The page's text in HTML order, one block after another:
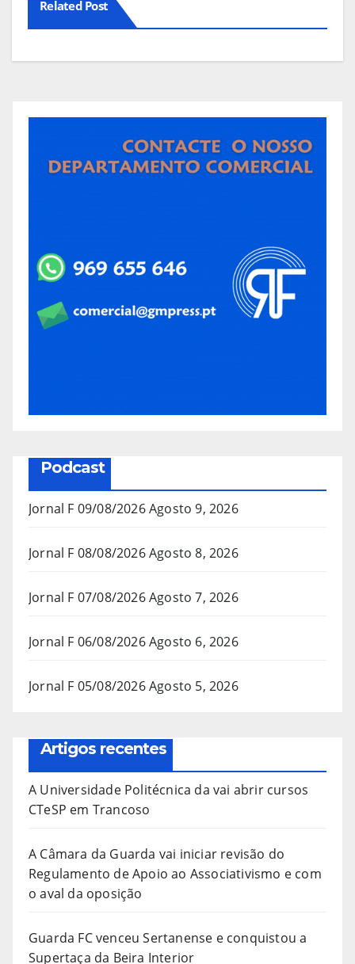
Related Post
Podcast
Jornal F 09/08/2026Agosto 9, 2026
Jornal F 08/08/2026Agosto 8, 2026
Jornal F 07/08/2026Agosto 7, 2026
Jornal F 06/08/2026Agosto 6, 2026
Jornal F 05/08/2026Agosto 5, 2026
Artigos recentes
A Universidade Politécnica da vai abrir cursos
CTeSP em Trancoso
A Câmara da Guarda vai iniciar revisão do
Regulamento de Apoio ao Associativismo e com
o aval da oposição
Guarda FC venceu Sertanense e conquistou a
Supertaça da Beira Interior